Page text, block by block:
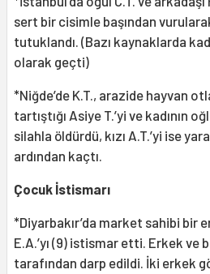
sert bir cisimle başından
tutuklandı. (Bazı kaynaklarda
olarak geçti)
*Niğde’de K.T., arazide hayvan
tartıştığı Asiye T.’yi ve kadının
silahla öldürdü, kızı A.T.’yi ise
ardından kaçtı.
Çocuk İstismarı
*Diyarbakır’da market sahibi bir
E.A.’yı (9) istismar etti. Erkek ve
tarafından darp edildi. İki erkek